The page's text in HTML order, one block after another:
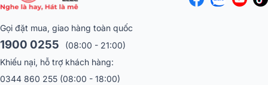
Sẽ thật khó để bạn tìm được bất kì điểm trừ nào dù là nhỏ nhất từ
Gọi đặt mua, giao hàng toàn quốc
1900 0255
(08:00 - 21:00)
Khiếu nại, hỗ trợ khách hàng:
0344 860 255 (08:00 - 18:00)